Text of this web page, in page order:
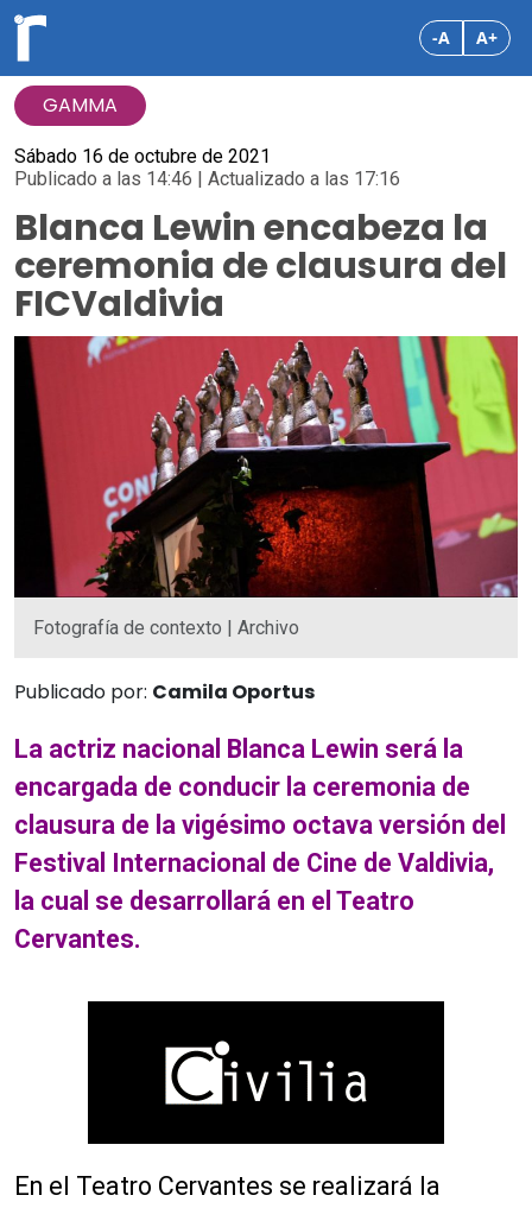
-A A+
GAMMA
Sábado 16 de octubre de 2021
Publicado a las 14:46 | Actualizado a las 17:16
Blanca Lewin encabeza la
ceremonia de clausura del
FICValdivia
Fotografía de contexto | Archivo
Publicado por: Camila Oportus
La actriz nacional Blanca Lewin será la
encargada de conducir la ceremonia de
clausura de la vigésimo octava versión del
Festival Internacional de Cine de Valdivia,
la cual se desarrollará en el Teatro
Cervantes.
En el Teatro Cervantes se realizará la